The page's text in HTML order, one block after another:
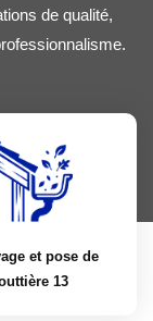
de qualité,
et pose de
13